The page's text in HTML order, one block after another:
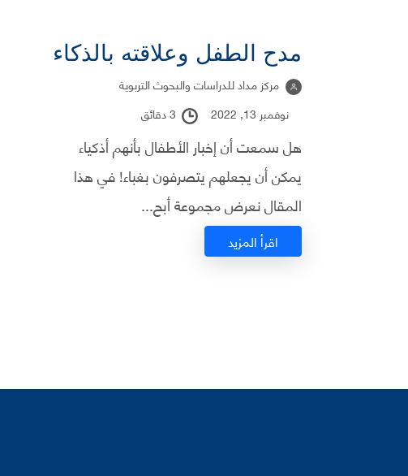
مدح الطفل وعلاقته بالذكاء
مركز مداد للدراسات والبحوث التربوية
نوفمبر 13, 2022
هل سمعت أن إخبار الأطفال بأنهم أذكياء
يمكن أن يجعلهم يتصرفون بغباء! في هذا
المقال نعرض مجموعة أبح...
اقرأ المزيد